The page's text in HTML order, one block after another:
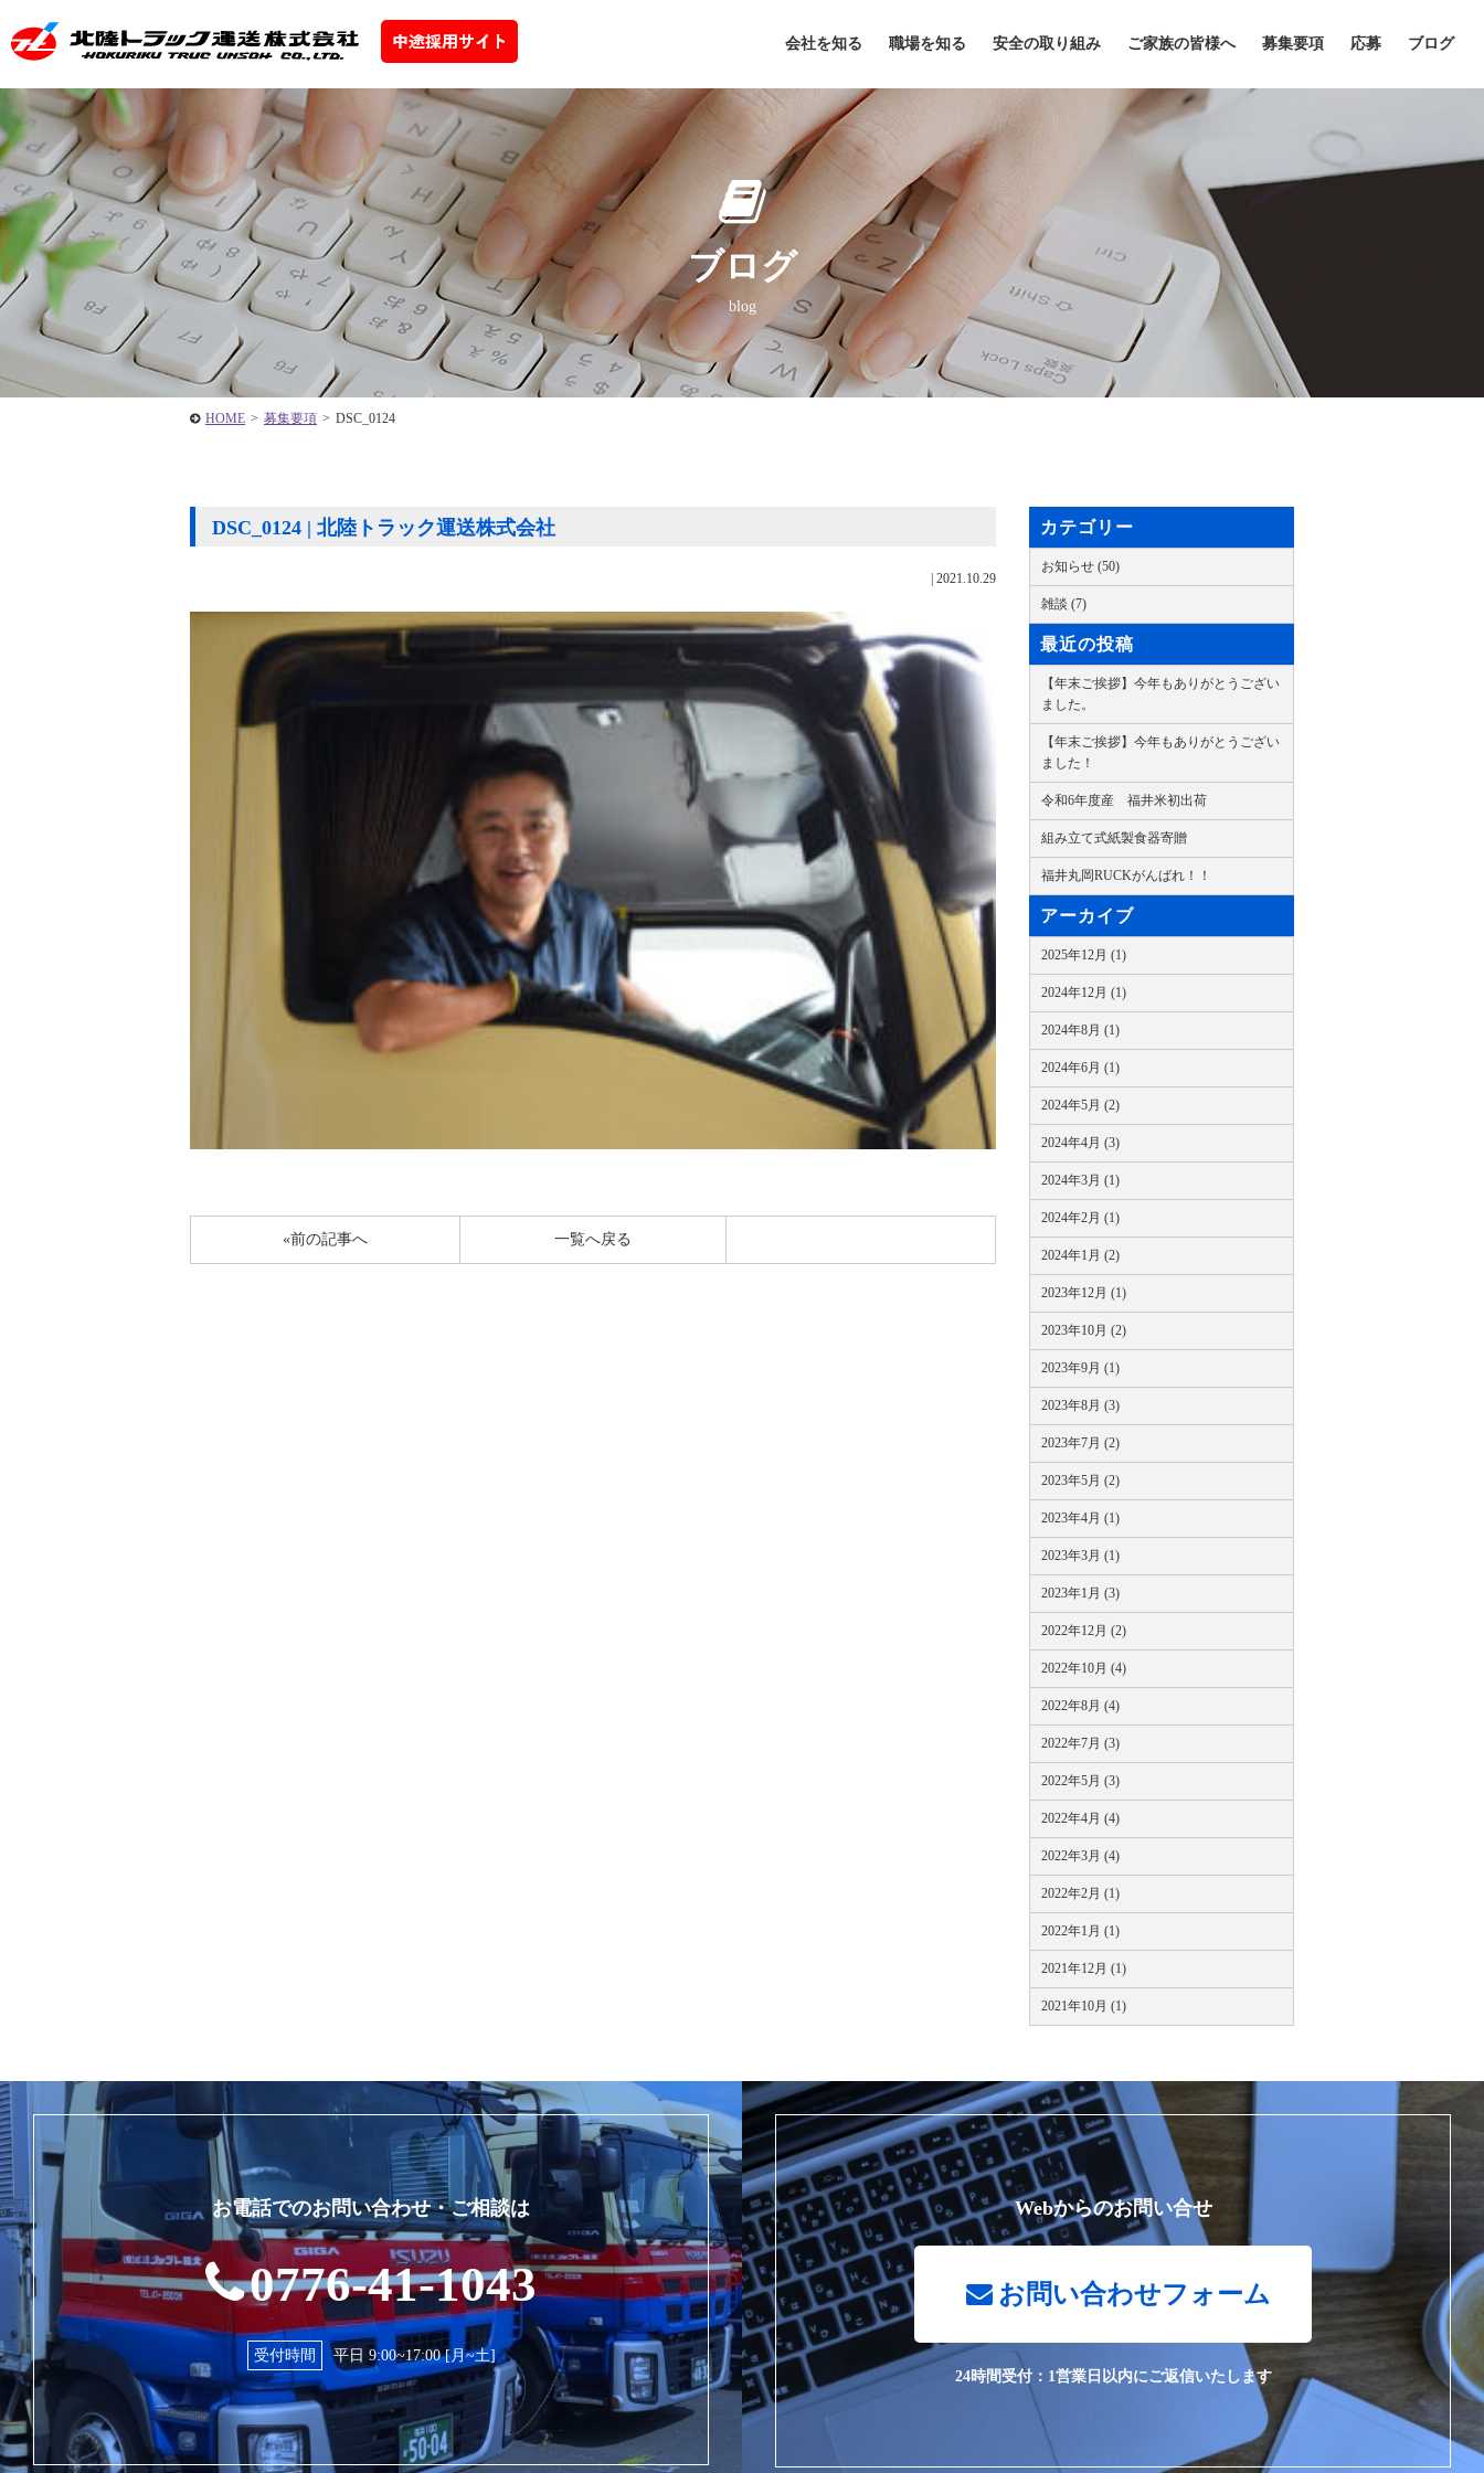
会社を知る 職場を知る 安全の取り組み ご家族の皆様へ 募集要項 応募 ブログ
ブログ
blog
HOME > 募集要項 > DSC_0124
DSC_0124 | 北陸トラック運送株式会社
2021.10.29
«前の記事へ 一覧へ戻る
カテゴリー
お知らせ (50)
雑談 (7)
最近の投稿
【年末ご挨拶】今年もありがとうござい
ました。
【年末ご挨拶】今年もありがとうござい
ました！
令和6年度産 福井米初出荷
組み立て式紙製食器寄贈
福井丸岡RUCKがんばれ！！
アーカイブ
2025年12月 (1)
2024年12月 (1)
2024年8月 (1)
2024年6月 (1)
2024年5月 (2)
2024年4月 (3)
2024年3月 (1)
2024年2月 (1)
2024年1月 (2)
2023年12月 (1)
2023年10月 (2)
2023年9月 (1)
2023年8月 (3)
2023年7月 (2)
2023年5月 (2)
2023年4月 (1)
2023年3月 (1)
2023年1月 (3)
2022年12月 (2)
2022年10月 (4)
2022年8月 (4)
2022年7月 (3)
2022年5月 (3)
2022年4月 (4)
2022年3月 (4)
2022年2月 (1)
2022年1月 (1)
2021年12月 (1)
2021年10月 (1)
お電話でのお問い合わせ・ご相談は
0776-41-1043
受付時間 平日 9:00~17:00 [月~土]
Webからのお問い合せ
お問い合わせフォーム
24時間受付：1営業日以内にご返信いたします